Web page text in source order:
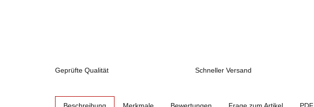
Geprüfte Qualität Schneller Versand